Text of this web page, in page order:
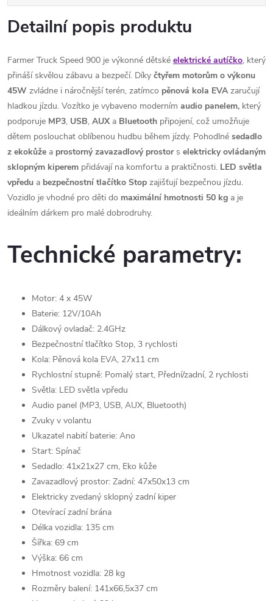
Detailní popis produktu
Farmer Truck Speed 900 je výkonné dětské elektrické autíčko, který
přináší skvělou zábavu a bezpečí. Díky čtyřem motorům o výkonu
45W zvládne i náročnější terén, zatímco pěnová kola EVAzaručují
hladkou jízdu. Vozítko je vybaveno moderním audio panelem, který
podporuje MP3, USB, AUX a Bluetooth připojení, což umožňuje
dětem poslouchat oblíbenou hudbu během jízdy. Pohodlné sedadlo
z ekokůže a prostorný zavazadlový prostors elektricky ovládaným
sklopným kiperem přidávají na komfortu a praktičnosti. LED světla
vpředu a bezpečnostní tlačítko Stop zajišťují bezpečnou jízdu.
Vozidlo je vhodné pro děti do maximální hmotnosti 50 kg a je
ideálním dárkem pro malé dobrodruhy.
Technické parametry:
Motor: 4 x 45W
Baterie: 12V/10Ah
Dálkový ovladač: 2.4GHz
Bezpečnostní tlačítko Stop, 3 rychlosti
Kola: Pěnová kola EVA, 27x11 cm
Rychlostní stupně: Pomalý start, Přední/zadní, 2 rychlosti
Světla: LED světla vpředu
Audio panel (MP3, USB, AUX, Bluetooth)
Zvuky v volantu
Ukazatel nabití baterie: Ano
Start: Spínač
Sedadlo: 41x21x27 cm, Eko kůže
Zavazadlový prostor: Zadní: 47x50x13 cm
Elektricky zvedaný sklopný zadní kiper
Otevírací zadní brána
Délka vozidla: 135 cm
Šířka: 69 cm
Výška: 66 cm
Hmotnost vozidla: 28 kg
Rozměry balení: 141x66,5x37 cm